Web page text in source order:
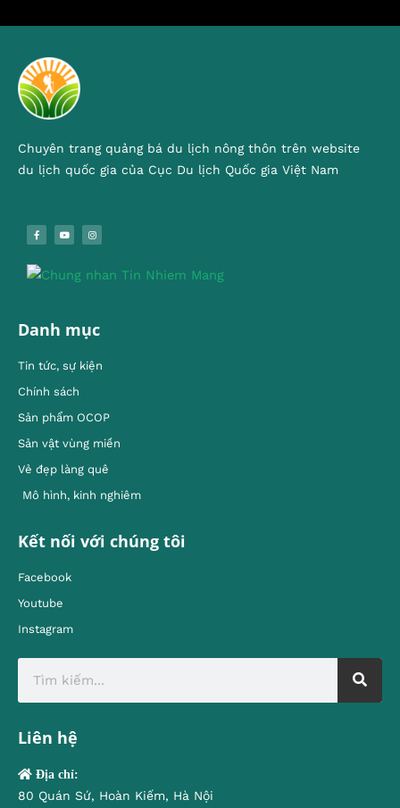
Chuyên trang quảng bá du lịch nông thôn trên website
du lịch quốc gia của Cục Du lịch Quốc gia Việt Nam
Danh mục
Tin tức, sự kiện
Chính sách
Sản phẩm OCOP
Sản vật vùng miền
Vẻ đẹp làng quê
Mô hình, kinh nghiêm
Kết nối với chúng tôi
Facebook
Youtube
Instagram
Liên hệ
Địa chỉ:
80 Quán Sứ, Hoàn Kiếm, Hà Nội